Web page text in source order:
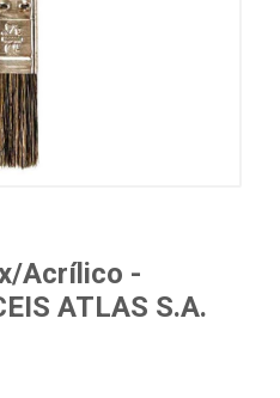
Acrílico -
ATLAS S.A.